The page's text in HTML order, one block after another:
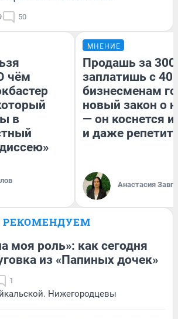
50
чём
в
МНЕНИЕ
Продашь за
заплатишь с
бизнесменам
новый закон о
— он коснется
и даже
Анастасия
РЕКОМЕНДУЕМ
моя роль»: как сегодня
из «Папиных дочек»
1
Нижегородцевы